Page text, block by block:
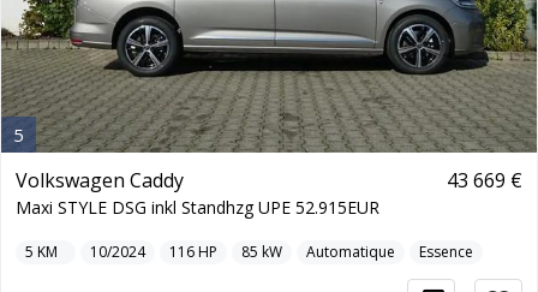
5
Volkswagen Caddy
Maxi STYLE DSG inkl Standhzg UPE 52.915EUR
43 669 €
5 KM 10/2024 116HP 85 kW Automatique Essence